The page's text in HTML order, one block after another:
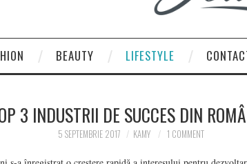
BEAUTY LIFESTYLE
3 INDUSTRII DE SUCCES DIN
5 SEPTEMBRIE 2017 KAMY 1 COMMENT